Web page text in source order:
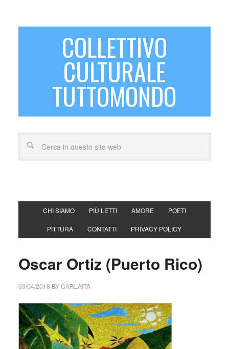
COLLETTIVO
CULTURALE
TUTTOMONDO
CHI SIAMO PIÙ LETTI AMORE POETI
PITTURA CONTATTI PRIVACY POLICY
Oscar Ortiz (Puerto Rico)
03/04/2018 BYCARLAITA